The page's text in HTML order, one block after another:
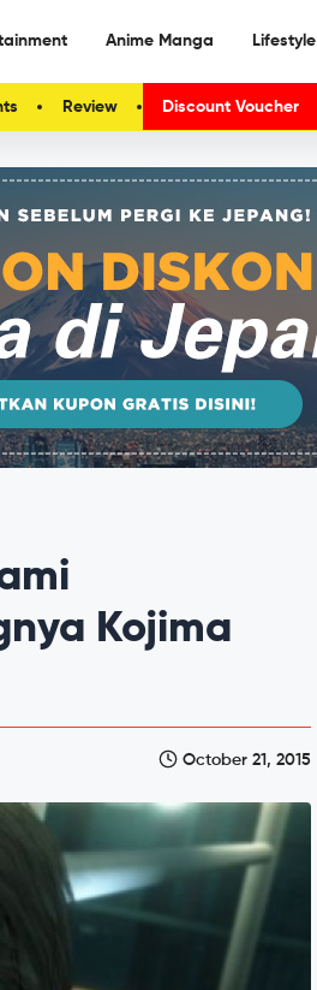
Anime Manga Lifestyle
Review Discount Voucher
Kojima
October 21, 2015